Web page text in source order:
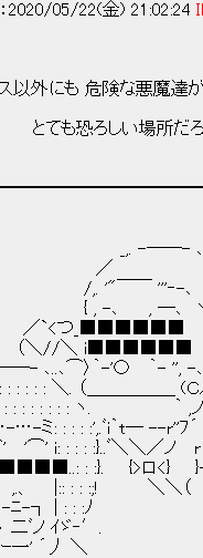
2020/05/22(金) 21:02:24
危険な悪魔達が数
場所だ
――- ､,_
／ ｀
'"￣￣ '''‐-
{ , -､ , ―､
`<つ
＼//＼
､..､⌒〉｀-'〇
: : : : ＼. （＿＿＿
: : : : : : : : : : : : :
: : :,-…-…-ミ: : : :
: : :i '⌒' '⌒' i: : : :
.{:: : : ■■■■■■..: :
--ﾞ{ : : : :| ,.、 |:: :
ヾ: :: :i r‐-ﾆ-┐ |
二ﾞノ ｲゞ‐′. ﾞ''-
` ｰ一' ´丿